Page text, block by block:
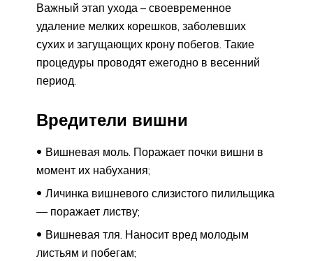
Важный этап ухода – своевременное
удаление мелких корешков, заболевших
сухих и загущающих крону побегов. Такие
процедуры проводят ежегодно в весенний
период.
Вредители вишни
Вишневая моль. Поражает почки вишни в
момент их набухания;
Личинка вишневого слизистого пилильщика
— поражает листву;
Вишневая тля. Наносит вред молодым
листьям и побегам;